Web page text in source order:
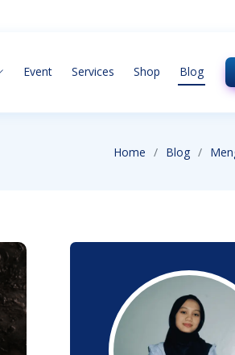
Event Services Shop Blog
Home Blog